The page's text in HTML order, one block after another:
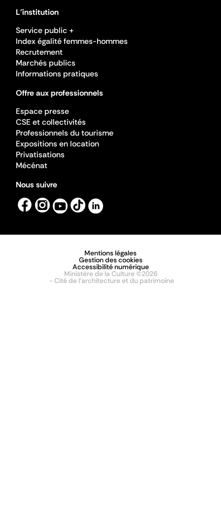
L'institution
Service public +
Index égalité femmes-hommes
Recrutement
Marchés publics
Informations pratiques
Offre aux professionnels
Espace presse
CSE et collectivités
Professionnels du tourisme
Expositions en location
Privatisations
Mécénat
Nous suivre
Mentions légales
Gestion des cookies
Accessibilité numérique
Ministère de la Culture ©2026
- Cité de l'architecture et du patrimoine